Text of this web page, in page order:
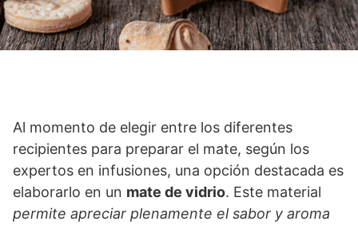
Al momento de elegir entre los diferentes
recipientes para preparar el mate, según los
expertos en infusiones, una opción destacada es
elaborarlo en un mate de vidrio. Este material
permite apreciar plenamente el sabor y aroma